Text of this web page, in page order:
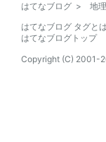
はてなブログ > 地理
はてなブログ タグとは
はてなブログトップ
Copyright (C) 2001-